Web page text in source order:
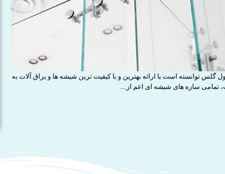
توانسته است با ارائه بهترین و با کیفیت ترین شیشه ها و یراق آلات به
تمامی سازه های شیشه ای اعم از...